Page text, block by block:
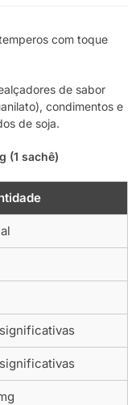
com toque
de sabor
condimentos e
de soja.
(1 sachê)